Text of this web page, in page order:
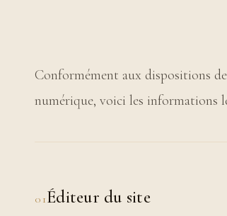
Conformément aux dispositions
numérique, voici les informations
01Éditeur du site